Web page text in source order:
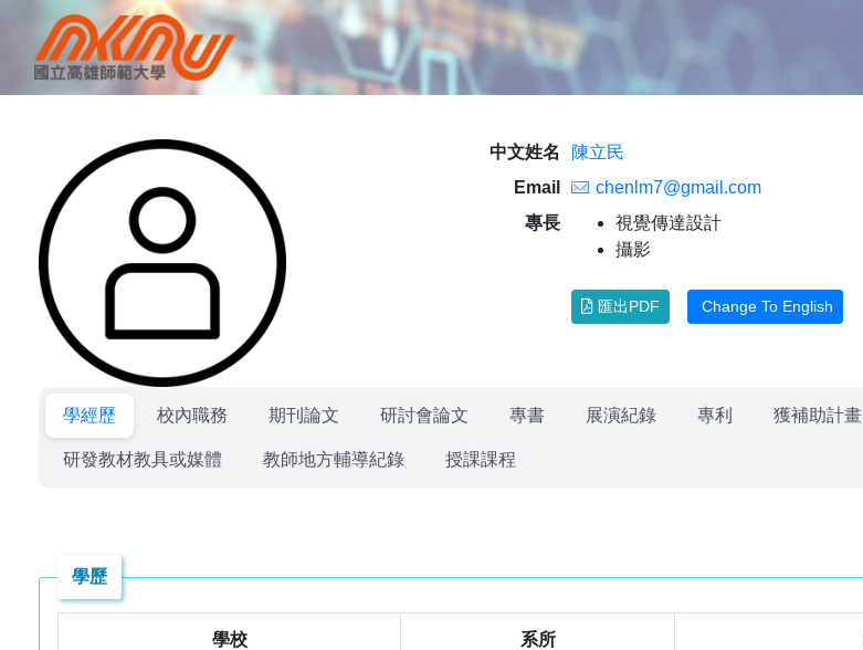
中文姓名
陳立民
Email
chenlm7@gmail.com
專長
視覺傳達設計
攝影
匯出PDF Change To English
學經歷 校內職務 期刊論文 研討會論文 專書 展演紀錄 專利 獲補助計畫
研發教材教具或媒體 教師地方輔導紀錄 授課課程
學歷
學校 系所